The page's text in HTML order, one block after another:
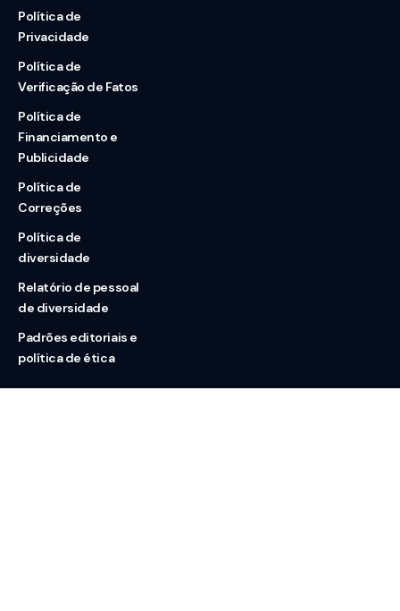
Política de
Privacidade
Política de
Verificação de Fatos
Política de
Financiamento e
Publicidade
Política de
Correções
Política de
diversidade
Relatório de pessoal
de diversidade
Padrões editoriais e
política de ética